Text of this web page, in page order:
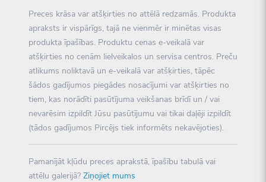
Preces krāsa var atšķirties no attēlā redzamās. Produkta
apraksts ir vispārīgs, tajā ne vienmēr ir minētas visas
produkta īpašības. Produktu cenas e-veikalā var
atšķirties no cenām lielveikalos un servisa centros. Preču
atlikums noliktavā un e-veikalā var atšķirties, tāpēc
šādos gadījumos piegādes nosacījumi var atšķirties no
tiem, kas norādīti pasūtījuma veikšanas brīdī un / vai
nevarēsim izpildīt Jūsu pasūtījumu vai tikai daļēji izpildīt
(tādos gadījumos Pircējs tiek informēts nekavējoties).
Pamanījāt kļūdu preces aprakstā, īpašību tabulā vai
attēlu galerijā? Ziņojiet mums